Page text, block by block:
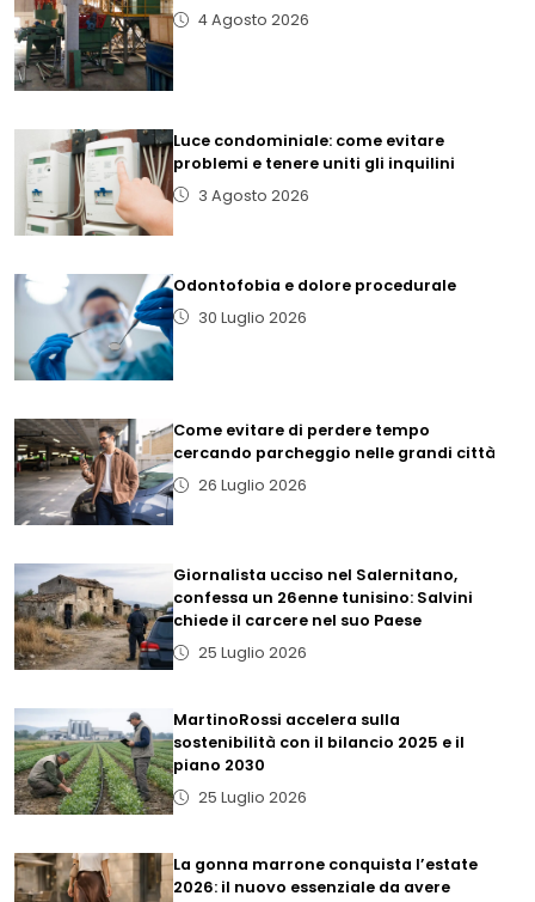
4 Agosto 2026
Luce condominiale: come evitare
problemi e tenere uniti gli inquilini
3 Agosto 2026
Odontofobia e dolore procedurale
30 Luglio 2026
Come evitare di perdere tempo
cercando parcheggio nelle grandi città
26 Luglio 2026
Giornalista ucciso nel Salernitano,
confessa un 26enne tunisino: Salvini
chiede il carcere nel suo Paese
25 Luglio 2026
MartinoRossi accelera sulla
sostenibilità con il bilancio 2025 e il
piano 2030
25 Luglio 2026
La gonna marrone conquista l’estate
2026: il nuovo essenziale da avere